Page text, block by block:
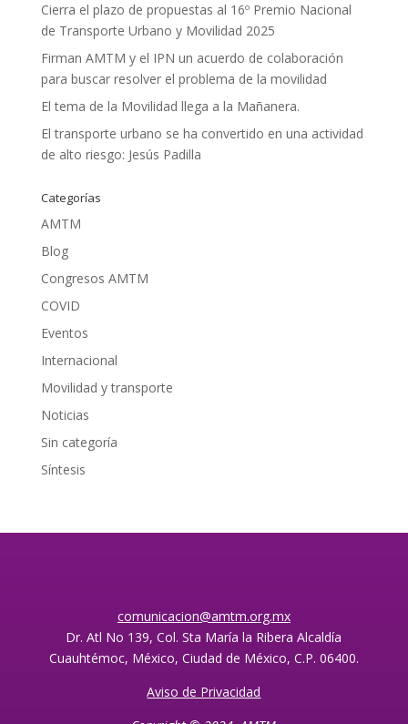
Cierra el plazo de propuestas al 16º Premio Nacional
de Transporte Urbano y Movilidad 2025
Firman AMTM y el IPN un acuerdo de colaboración
para buscar resolver el problema de la movilidad
El tema de la Movilidad llega a la Mañanera.
El transporte urbano se ha convertido en una actividad
de alto riesgo: Jesús Padilla
Categorías
AMTM
Blog
Congresos AMTM
COVID
Eventos
Internacional
Movilidad y transporte
Noticias
Sin categoría
Síntesis
comunicacion@amtm.org.mx
Dr. Atl No 139, Col. Sta María la Ribera Alcaldía
Cuauhtémoc, México, Ciudad de México, C.P. 06400.
Aviso de Privacidad